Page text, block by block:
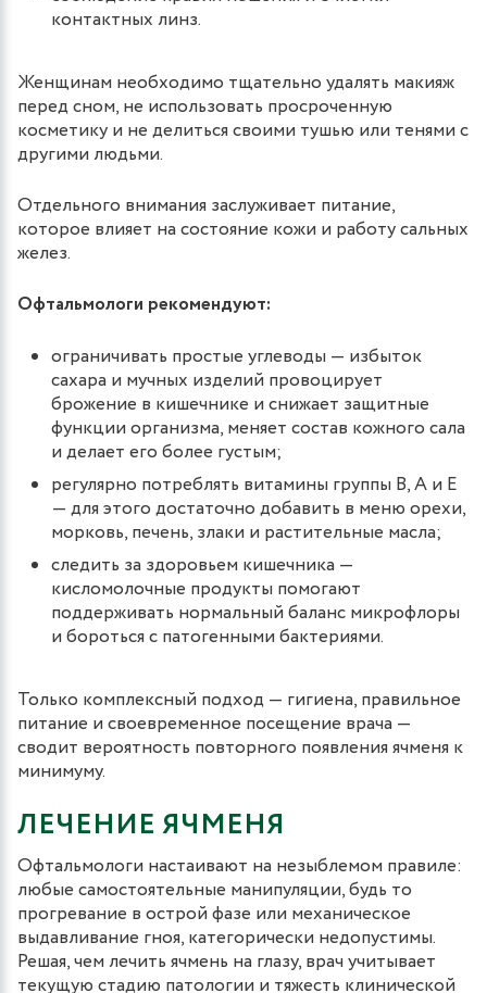
контактных линз.
Женщинам необходимо тщательно удалять макияж
перед сном, не использовать просроченную
косметику и не делиться своими тушью или тенями с
другими людьми.
Отдельного внимания заслуживает питание,
которое влияет на состояние кожи и работу сальных
желез.
Офтальмологи рекомендуют:
ограничивать простые углеводы — избыток
сахара и мучных изделий провоцирует
брожение в кишечнике и снижает защитные
функции организма, меняет состав кожного сала
и делает его более густым;
регулярно потреблять витамины группы В, А и Е
— для этого достаточно добавить в меню орехи,
морковь, печень, злаки и растительные масла;
следить за здоровьем кишечника —
кисломолочные продукты помогают
поддерживать нормальный баланс микрофлоры
и бороться с патогенными бактериями.
Только комплексный подход — гигиена, правильное
питание и своевременное посещение врача —
сводит вероятность повторного появления ячменя к
минимуму.
ЛЕЧЕНИЕ ЯЧМЕНЯ
Офтальмологи настаивают на незыблемом правиле:
любые самостоятельные манипуляции, будь то
прогревание в острой фазе или механическое
выдавливание гноя, категорически недопустимы.
Решая, чем лечить ячмень на глазу, врач учитывает
текущую стадию патологии и тяжесть клинической